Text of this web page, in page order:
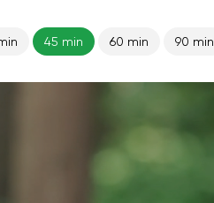
45 min 60 min 90 min